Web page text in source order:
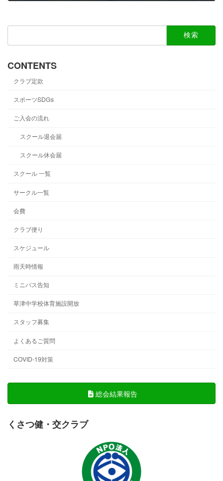
検
CONTENTS
クラブ定款
スポーツSDGs
ご入会の流れ
スクール退会届
スクール休会届
スクール 一覧
サークル一覧
会費
クラブ便り
スケジュール
雨天時情報
ミニバス告知
草津中学校体育施設開放
スタッフ募集
よくあるご質問
COVID-19対策
総会結果報告
くさつ健・交クラブ